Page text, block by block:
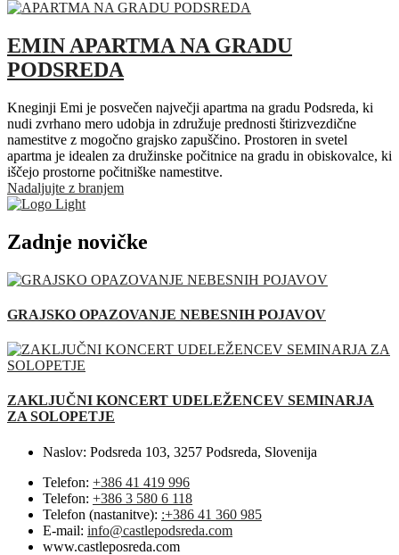
EMIN APARTMA NA GRADU
PODSREDA
Kneginji Emi je posvečen največji apartma na gradu Podsreda, ki
nudi zvrhano mero udobja in združuje prednosti štirizvezdične
namestitve z mogočno grajsko zapuščino. Prostoren in svetel
apartma je idealen za družinske počitnice na gradu in obiskovalce, ki
iščejo prostorne počitniške namestitve.
Nadaljujte z branjem
Zadnje novičke
GRAJSKO OPAZOVANJE NEBESNIH POJAVOV
ZAKLJUČNI KONCERT UDELEŽENCEV SEMINARJA
ZA SOLOPETJE
Naslov: Podsreda 103, 3257 Podsreda, Slovenija
Telefon: +386 41 419 996
Telefon: +386 3 580 6 118
Telefon (nastanitve): :+386 41 360 985
E-mail: info@castlepodsreda.com
www.castleposreda.com